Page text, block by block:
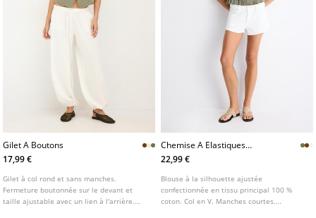
Gilet A Boutons
17,99 €
Gilet à col rond et sans manches.
Fermeture boutonnée sur le devant et
taille ajustable avec un lien à l'arrière.
Chemise A Elastiques
Manches Courtes
22,99 €
Blouse à la silhouette ajustée
confectionnée en tissu principal 100 %
coton. Col en V. Manches courtes.